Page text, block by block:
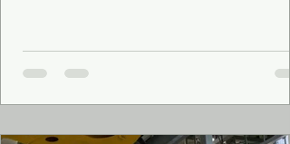
Chuayffet para tratar de revivir lo que
del PRI. Desastre político y administrativo
las elecciones del 2027, que arrancará en